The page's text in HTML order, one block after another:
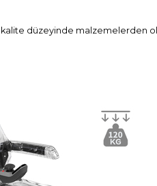
kalite düzeyinde malzemelerden